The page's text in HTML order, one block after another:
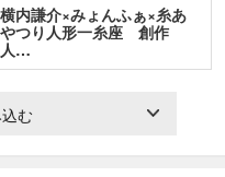
横内謙介×みょんふぁ×糸あ
やつり人形一糸座 創作
人…
む